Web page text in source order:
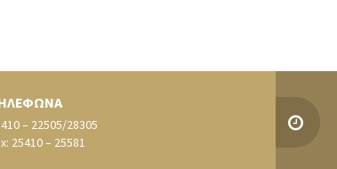
– 22505/28305
25410 – 25581